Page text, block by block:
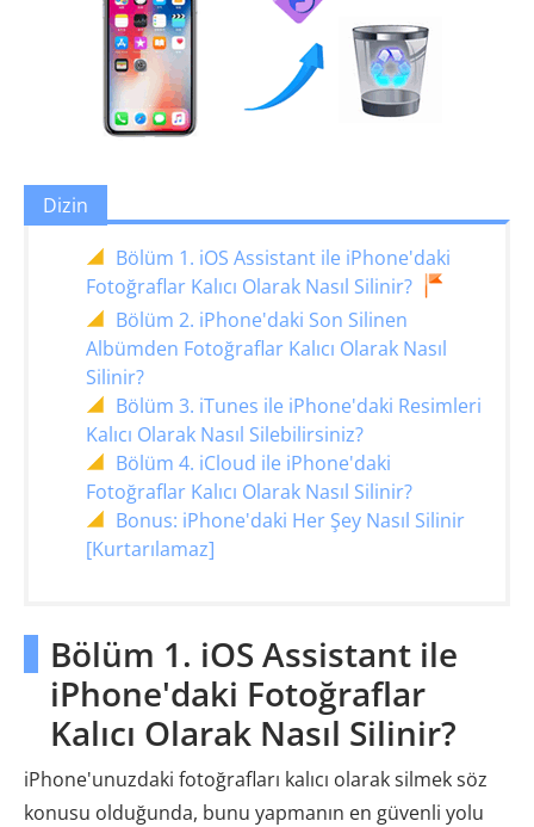
Dizin
Bölüm 1. iOS Assistant ile iPhone'daki
Fotoğraflar Kalıcı Olarak Nasıl Silinir?
Bölüm 2. iPhone'daki Son Silinen
Albümden Fotoğraflar Kalıcı Olarak Nasıl
Silinir?
Bölüm 3. iTunes ile iPhone'daki Resimleri
Kalıcı Olarak Nasıl Silebilirsiniz?
Bölüm 4. iCloud ile iPhone'daki
Fotoğraflar Kalıcı Olarak Nasıl Silinir?
Bonus: iPhone'daki Her Şey Nasıl Silinir
[Kurtarılamaz]
Bölüm 1. iOS Assistant ile
iPhone'daki Fotoğraflar
Kalıcı Olarak Nasıl Silinir?
iPhone'unuzdaki fotoğrafları kalıcı olarak silmek söz
konusu olduğunda, bunu yapmanın en güvenli yolu